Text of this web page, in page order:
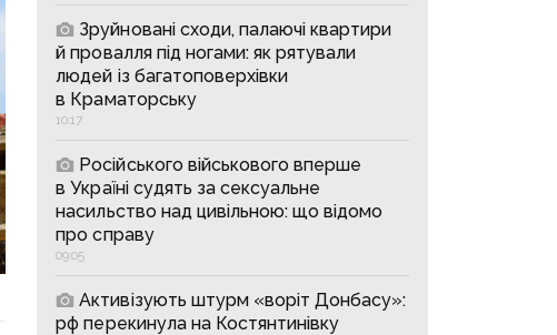
Зруйновані сходи, палаючі квартири
й провалля під ногами: як рятували
людей із багатоповерхівки
в Краматорську
10:17
Російського військового вперше
в Україні судять за сексуальне
насильство над цивільною: що відомо
про справу
09:05
Активізують штурм «воріт Донбасу»:
рф перекинула на Костянтинівку